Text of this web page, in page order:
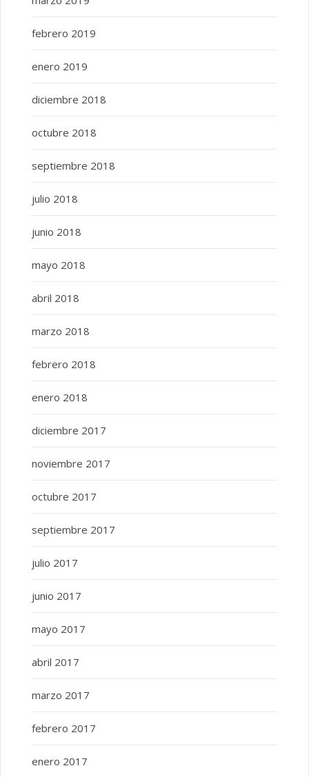
febrero 2019
enero 2019
diciembre 2018
octubre 2018
septiembre 2018
julio 2018
junio 2018
mayo 2018
abril 2018
marzo 2018
febrero 2018
enero 2018
diciembre 2017
noviembre 2017
octubre 2017
septiembre 2017
julio 2017
junio 2017
mayo 2017
abril 2017
marzo 2017
febrero 2017
enero 2017